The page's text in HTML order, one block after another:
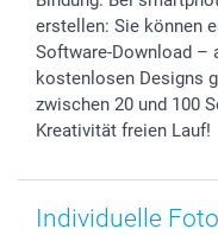
erstellen: Sie können
Software-Download –
kostenlosen Designs
zwischen 20 und 100
Kreativität freien Lauf!
Individuelle